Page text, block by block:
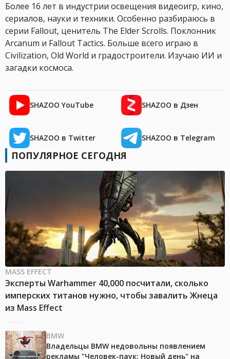
Более 16 лет в индустрии освещения видеоигр, кино,
сериалов, науки и техники. Особенно разбираюсь в
серии Fallout, ценитель The Elder Scrolls. Поклонник
Arcanum и Fallout Tactics. Больше всего играю в
Civilization, Old World и градостроители. Изучаю ИИ и
загадки космоса.
SHAZOO YouTube SHAZOO в Дзен
SHAZOO в Twitter SHAZOO в Telegram
ПОПУЛЯРНОЕ СЕГОДНЯ
MASS EFFECT
Эксперты Warhammer 40,000 посчитали, сколько
имперских титанов нужно, чтобы завалить Жнеца
из Mass Effect
BMW
Владельцы BMW недовольны появлением
рекламы "Человек-паук: Новый день" на